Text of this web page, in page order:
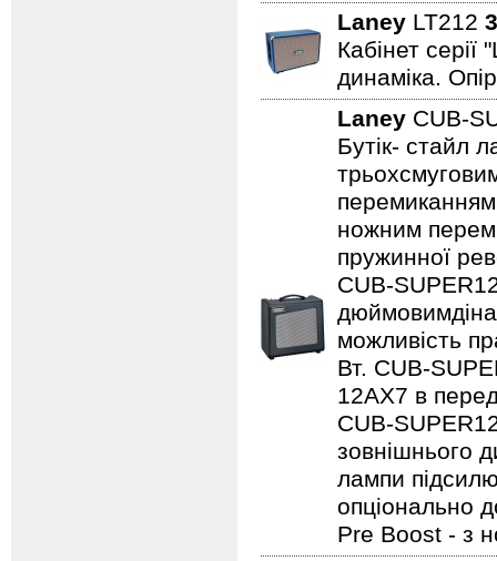
Laney LT212
Кабінет
динаміка.
Laney CUB-
Бутік- стайл
ножним
пружинної
CUB-
можливість
Вт. CUB-
12AX7 в
CUB-
зовнішнього
лампи
опціонально
Pre Boost - з